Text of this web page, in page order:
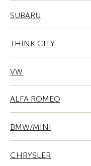
SUBARU
THINK CITY
VW
ALFA ROMEO
BMW/MINI
CHRYSLER